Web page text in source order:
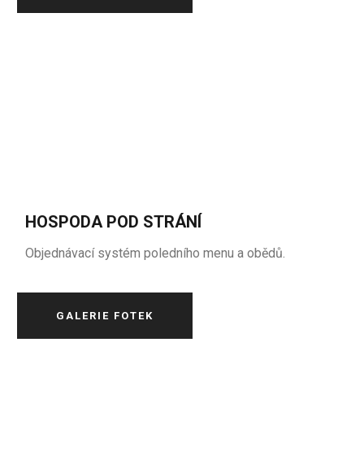
HOSPODA POD STRÁNÍ
Objednávací systém poledního menu a obědů.
GALERIE FOTEK